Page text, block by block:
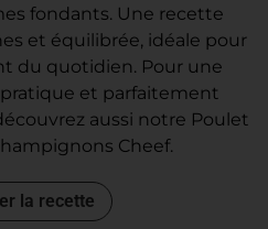
fondants. Une recette
et équilibrée, idéale pour
du quotidien. Pour une
et parfaitement
aussi notre Poulet
Cheef.
la recette